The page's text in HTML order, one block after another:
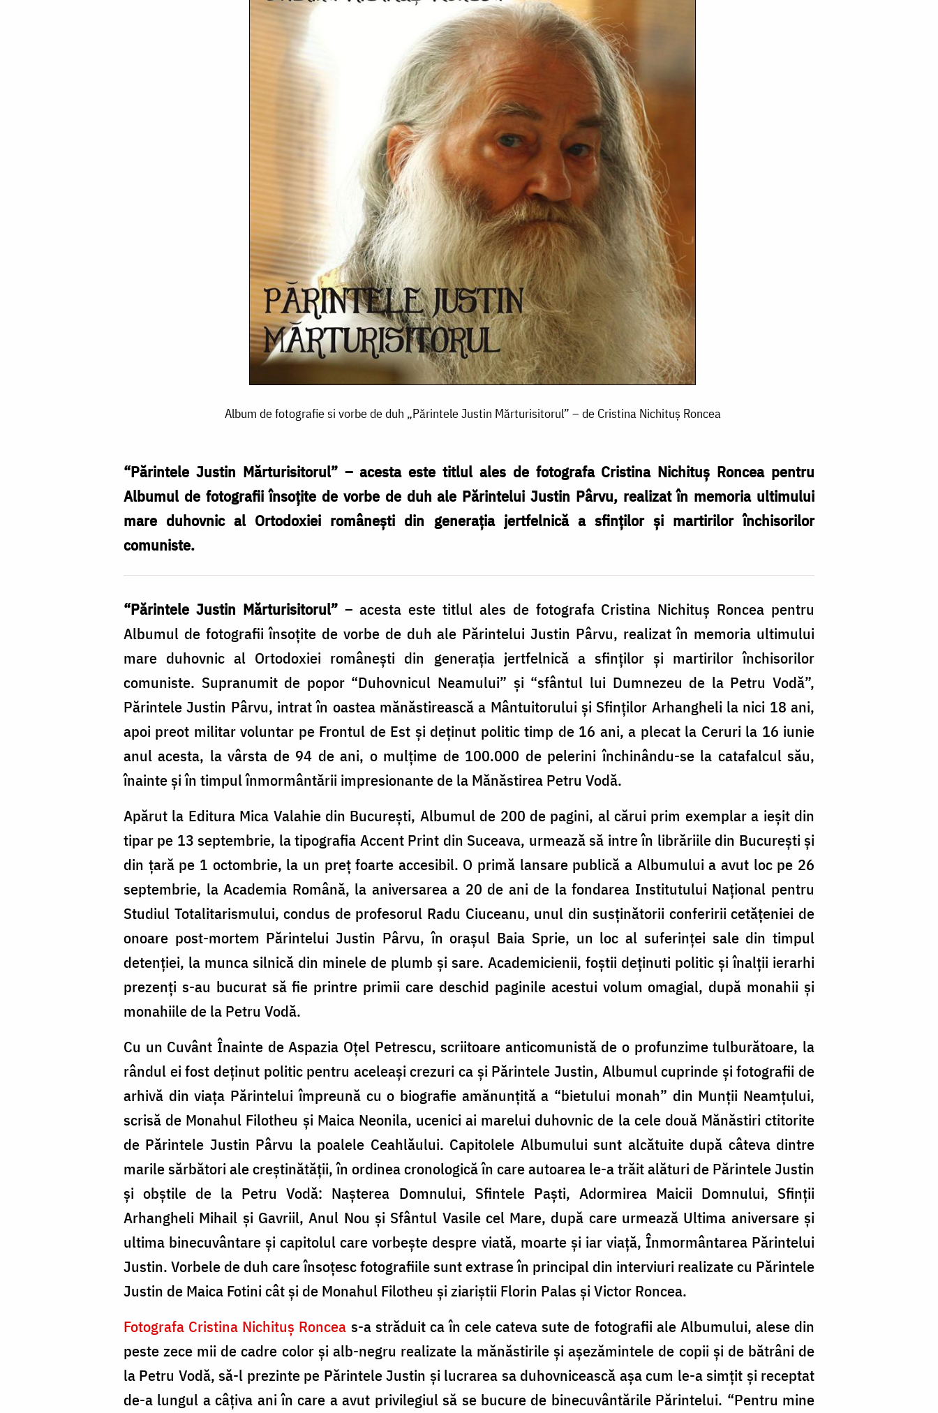
Album de fotografie si vorbe de duh „Părintele Justin Mărturisitorul” – de Cristina Nichituș Roncea
“Părintele Justin Mărturisitorul”– acesta este titlul ales de fotografa Cristina Nichituș Roncea pentru
Albumul de fotografii însoțite de vorbe de duh ale Părintelui Justin Pârvu, realizat în memoria ultimului
mare duhovnic al Ortodoxiei românești din generația jertfelnică a sfinților și martirilor închisorilor
comuniste.
“Părintele Justin Mărturisitorul”– acesta este titlul ales de fotografa Cristina Nichituș Roncea pentru
Albumul de fotografii însoțite de vorbe de duh ale Părintelui Justin Pârvu, realizat în memoria ultimului
mare duhovnic al Ortodoxiei românești din generația jertfelnică a sfinților și martirilor închisorilor
comuniste. Supranumit de popor “Duhovnicul Neamului” și “sfântul lui Dumnezeu de la Petru Vodă”,
Părintele Justin Pârvu, intrat în oastea mănăstirească a Mântuitorului și Sfinților Arhangheli la nici 18 ani,
apoi preot militar voluntar pe Frontul de Est și deținut politic timp de 16 ani, a plecat la Ceruri la 16 iunie
anul acesta, la vârsta de 94 de ani, o mulțime de 100.000 de pelerini închinându-se la catafalcul său,
înainte și în timpul înmormântării impresionante de la Mănăstirea Petru Vodă.
Apărut la Editura Mica Valahie din București, Albumul de 200 de pagini, al cărui prim exemplar a ieșit din
tipar pe 13 septembrie, la tipografia Accent Print din Suceava, urmează să intre în librăriile din București și
din țară pe 1 octombrie, la un preț foarte accesibil. O primă lansare publică a Albumului a avut loc pe 26
septembrie, la Academia Română, la aniversarea a 20 de ani de la fondarea Institutului Național pentru
Studiul Totalitarismului, condus de profesorul Radu Ciuceanu, unul din susținătorii conferirii cetățeniei de
onoare post-mortem Părintelui Justin Pârvu, în orașul Baia Sprie, un loc al suferinței sale din timpul
detenției, la munca silnică din minele de plumb și sare. Academicienii, foștii deținuti politic și înalții ierarhi
prezenți s-au bucurat să fie printre primii care deschid paginile acestui volum omagial, după monahii și
monahiile de la Petru Vodă.
Cu un Cuvânt Înainte de Aspazia Oțel Petrescu, scriitoare anticomunistă de o profunzime tulburătoare, la
rândul ei fost deținut politic pentru aceleași crezuri ca și Părintele Justin, Albumul cuprinde și fotografii de
arhivă din viața Părintelui împreună cu o biografie amănunțită a “bietului monah” din Munții Neamțului,
scrisă de Monahul Filotheu și Maica Neonila, ucenici ai marelui duhovnic de la cele două Mănăstiri ctitorite
de Părintele Justin Pârvu la poalele Ceahlăului. Capitolele Albumului sunt alcătuite după câteva dintre
marile sărbători ale creștinătății, în ordinea cronologică în care autoarea le-a trăit alături de Părintele Justin
și obștile de la Petru Vodă: Nașterea Domnului, Sfintele Paști, Adormirea Maicii Domnului, Sfinții
Arhangheli Mihail și Gavriil, Anul Nou și Sfântul Vasile cel Mare, după care urmează Ultima aniversare și
ultima binecuvântare și capitolul care vorbește despre viată, moarte și iar viață, Înmormântarea Părintelui
Justin. Vorbele de duh care însoțesc fotografiile sunt extrase în principal din interviuri realizate cu Părintele
Justin de Maica Fotini cât și de Monahul Filotheu și ziariștii Florin Palas și Victor Roncea.
Fotografa Cristina Nichituș Roncea s-a străduit ca în cele cateva sute de fotografii ale Albumului, alese din
peste zece mii de cadre color și alb-negru realizate la mănăstirile și așezămintele de copii și de bătrâni de
la Petru Vodă, să-l prezinte pe Părintele Justin și lucrarea sa duhovnicească așa cum le-a simțit și receptat
de-a lungul a câțiva ani în care a avut privilegiul să se bucure de binecuvântările Părintelui. “Pentru mine